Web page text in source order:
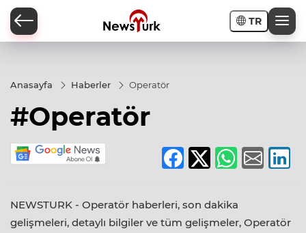
TR
Anasayfa Haberler Operatör
#Operatör
NEWSTURK - Operatör haberleri, son dakika
gelişmeleri, detaylı bilgiler ve tüm gelişmeler, Operatör